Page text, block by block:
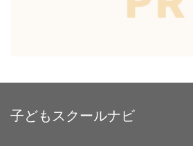
子どもスクールナビ